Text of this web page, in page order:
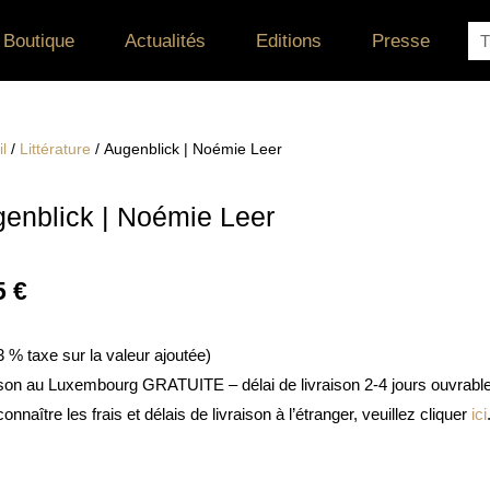
Boutique Actualités Editions Presse
/ Littérature / Augenblick | Noémie Leer
| Noémie Leer
€
% taxe sur la valeur ajoutée)
au Luxembourg GRATUITE – délai de livraison 2-4 jours
les frais et délais de livraison à l’étranger, veuillez cliquer ici.